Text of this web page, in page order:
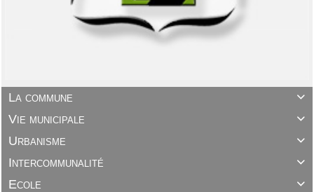

La commune

Vie municipale

Urbanisme

Intercommunalité

Ecole